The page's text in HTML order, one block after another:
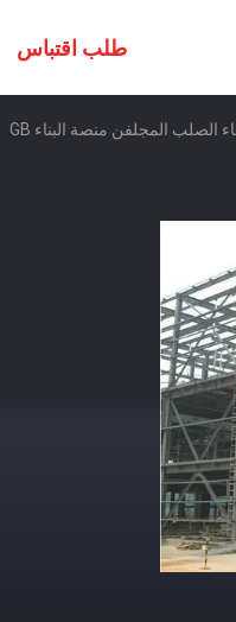
طلب اقتباس